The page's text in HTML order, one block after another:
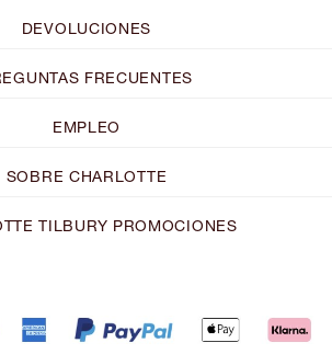
DEVOLUCIONES
FRECUENTES
EMPLEO
SOBRE CHARLOTTE
TILBURY PROMOCIONES